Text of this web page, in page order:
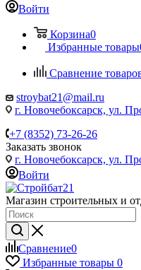
Войти
Корзина0
Избранные товары
Сравнение
stroybat21@mail.ru
г. Новочебоксарск, ул.
+7 (8352) 73-26-26
Заказать звонок
г. Новочебоксарск, ул.
Войти
Магазин строительных и
Сравнение0
Избранные товары 0